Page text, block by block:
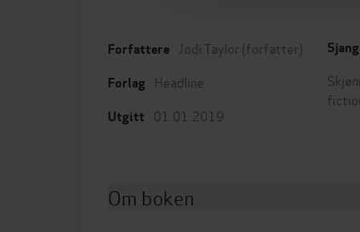
Forfattere Jodi Taylor (forfatter)
Forlag Headline
Utgitt 01.01.2019
Om boken